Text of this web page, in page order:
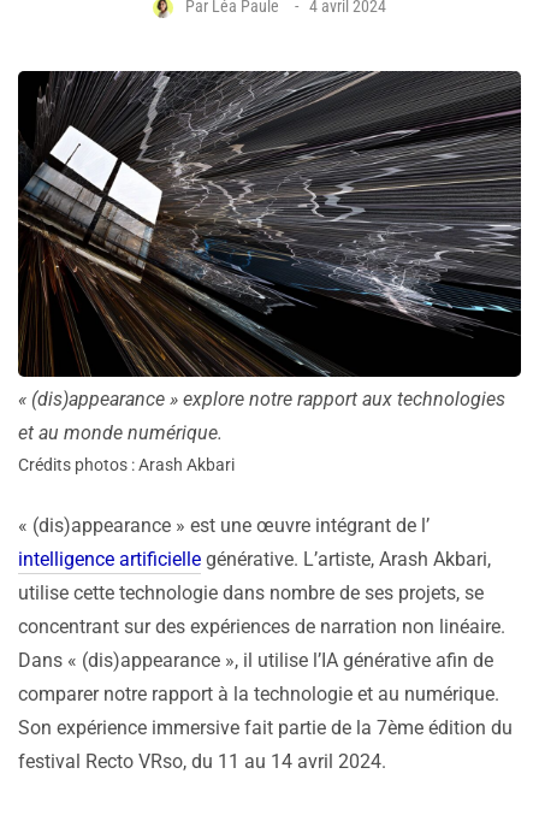
Par Léa Paule 4 avril 2024
« (dis)appearance » explore notre rapport aux technologies
et au monde numérique.
Crédits photos : Arash Akbari
« (dis)appearance » est une œuvre intégrant de l’
intelligence artificielle générative. L’artiste, Arash Akbari,
utilise cette technologie dans nombre de ses projets, se
concentrant sur des expériences de narration non linéaire.
Dans « (dis)appearance », il utilise l’IA générative afin de
comparer notre rapport à la technologie et au numérique.
Son expérience immersive fait partie de la 7ème édition du
festival Recto VRso, du 11 au 14 avril 2024.